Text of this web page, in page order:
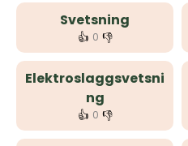
Svetsning
👍 0 👎
Elektroslaggsvetsni
ng
👍 0 👎